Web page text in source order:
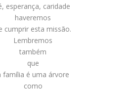
esperança, caridade
haveremos
cumprir esta missão.
Lembremos
também
que
família é uma árvore
como